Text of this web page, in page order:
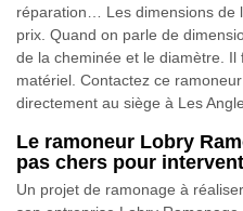
réparation… Les dimensions de
prix. Quand on parle de
de la cheminée et le diamètre.
matériel. Contactez ce
directement au siège à Les
Le ramoneur Lobry
pas chers pour
Un projet de ramonage à